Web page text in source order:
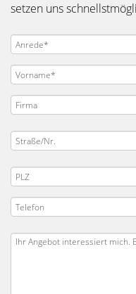
setzen uns